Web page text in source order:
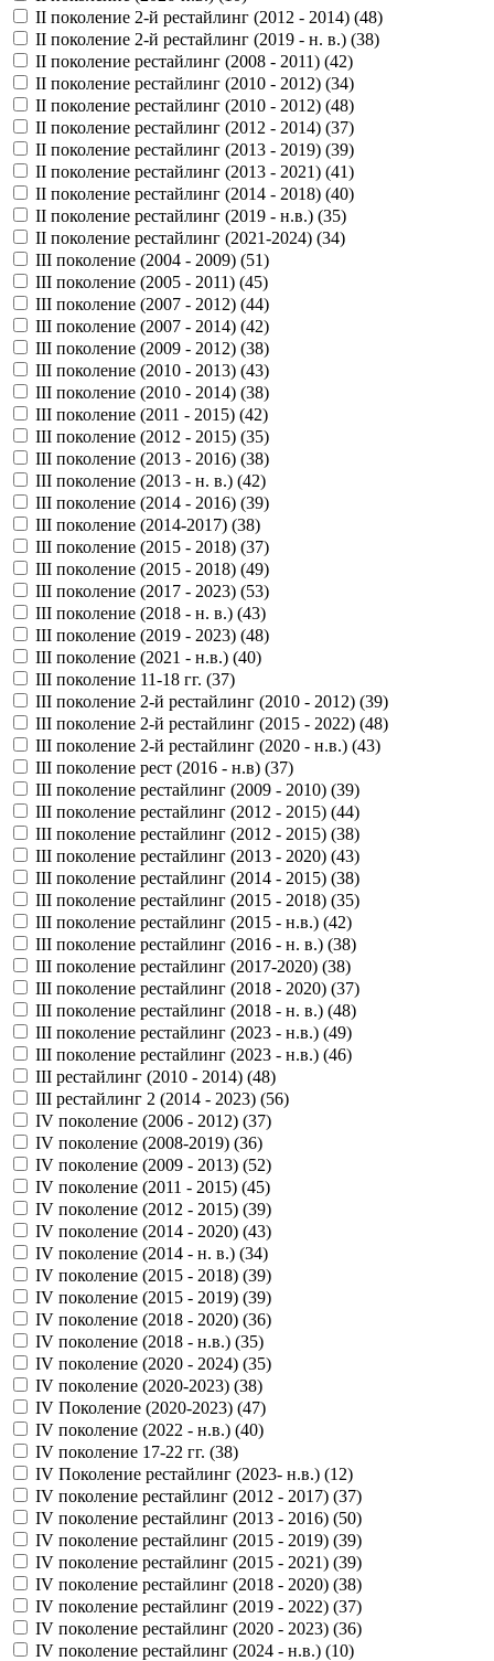
II поколение 2-й рестайлинг (2012 - 2014) (48)
II поколение 2-й рестайлинг (2019 - н. в.) (38)
II поколение рестайлинг (2008 - 2011) (42)
II поколение рестайлинг (2010 - 2012) (34)
II поколение рестайлинг (2010 - 2012) (48)
II поколение рестайлинг (2012 - 2014) (37)
II поколение рестайлинг (2013 - 2019) (39)
II поколение рестайлинг (2013 - 2021) (41)
II поколение рестайлинг (2014 - 2018) (40)
II поколение рестайлинг (2019 - н.в.) (35)
II поколение рестайлинг (2021-2024) (34)
III поколение (2004 - 2009) (51)
III поколение (2005 - 2011) (45)
III поколение (2007 - 2012) (44)
III поколение (2007 - 2014) (42)
III поколение (2009 - 2012) (38)
III поколение (2010 - 2013) (43)
III поколение (2010 - 2014) (38)
III поколение (2011 - 2015) (42)
III поколение (2012 - 2015) (35)
III поколение (2013 - 2016) (38)
III поколение (2013 - н. в.) (42)
III поколение (2014 - 2016) (39)
III поколение (2014-2017) (38)
III поколение (2015 - 2018) (37)
III поколение (2015 - 2018) (49)
III поколение (2017 - 2023) (53)
III поколение (2018 - н. в.) (43)
III поколение (2019 - 2023) (48)
III поколение (2021 - н.в.) (40)
III поколение 11-18 гг. (37)
III поколение 2-й рестайлинг (2010 - 2012) (39)
III поколение 2-й рестайлинг (2015 - 2022) (48)
III поколение 2-й рестайлинг (2020 - н.в.) (43)
III поколение рест (2016 - н.в) (37)
III поколение рестайлинг (2009 - 2010) (39)
III поколение рестайлинг (2012 - 2015) (44)
III поколение рестайлинг (2012 - 2015) (38)
III поколение рестайлинг (2013 - 2020) (43)
III поколение рестайлинг (2014 - 2015) (38)
III поколение рестайлинг (2015 - 2018) (35)
III поколение рестайлинг (2015 - н.в.) (42)
III поколение рестайлинг (2016 - н. в.) (38)
III поколение рестайлинг (2017-2020) (38)
III поколение рестайлинг (2018 - 2020) (37)
III поколение рестайлинг (2018 - н. в.) (48)
III поколение рестайлинг (2023 - н.в.) (49)
III поколение рестайлинг (2023 - н.в.) (46)
III рестайлинг (2010 - 2014) (48)
III рестайлинг 2 (2014 - 2023) (56)
IV поколение (2006 - 2012) (37)
IV поколение (2008-2019) (36)
IV поколение (2009 - 2013) (52)
IV поколение (2011 - 2015) (45)
IV поколение (2012 - 2015) (39)
IV поколение (2014 - 2020) (43)
IV поколение (2014 - н. в.) (34)
IV поколение (2015 - 2018) (39)
IV поколение (2015 - 2019) (39)
IV поколение (2018 - 2020) (36)
IV поколение (2018 - н.в.) (35)
IV поколение (2020 - 2024) (35)
IV поколение (2020-2023) (38)
IV Поколение (2020-2023) (47)
IV поколение (2022 - н.в.) (40)
IV поколение 17-22 гг. (38)
IV Поколение рестайлинг (2023- н.в.) (12)
IV поколение рестайлинг (2012 - 2017) (37)
IV поколение рестайлинг (2013 - 2016) (50)
IV поколение рестайлинг (2015 - 2019) (39)
IV поколение рестайлинг (2015 - 2021) (39)
IV поколение рестайлинг (2018 - 2020) (38)
IV поколение рестайлинг (2019 - 2022) (37)
IV поколение рестайлинг (2020 - 2023) (36)
IV поколение рестайлинг (2024 - н.в.) (10)